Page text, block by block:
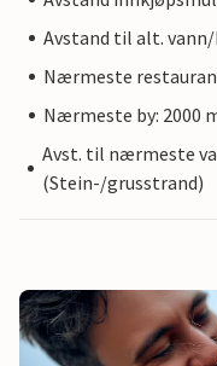
Avstand til alt.
Nærmeste
Nærmeste by: 2000
Avst. til nærmeste
(Stein-/grusstrand)